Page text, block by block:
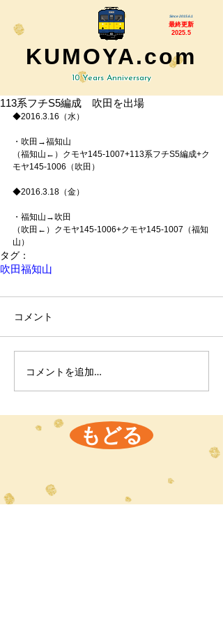
Since 2015.6.1
最終更新
2025.5
KUMOYA.com
10 Years Anniversary
113系フチS5編成 吹田を出場
◆2016.3.16（水）
・吹田→福知山
（福知山←）クモヤ145-1007+113系フチS5編成+ク
モヤ145-1006（吹田）
◆2016.3.18（金）
・福知山→吹田
（吹田←）クモヤ145-1006+クモヤ145-1007（福知
山）
タグ：
吹田福知山
コメント
コメントを追加…
もどる